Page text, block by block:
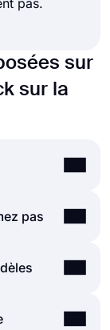
pas.
sur
sur la
de
ou vous
pas
vous
pour vous